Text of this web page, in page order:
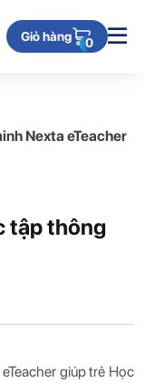
Giỏ hàng 0
Nexta eTeacher
tập thông
giúp trẻ Học